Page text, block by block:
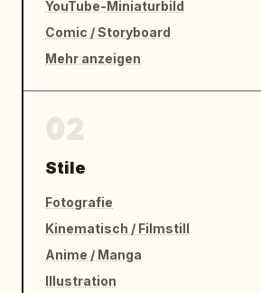
YouTube-Miniaturbild
Comic / Storyboard
Mehr anzeigen
Stile
Fotografie
Kinematisch / Filmstill
Anime / Manga
Illustration